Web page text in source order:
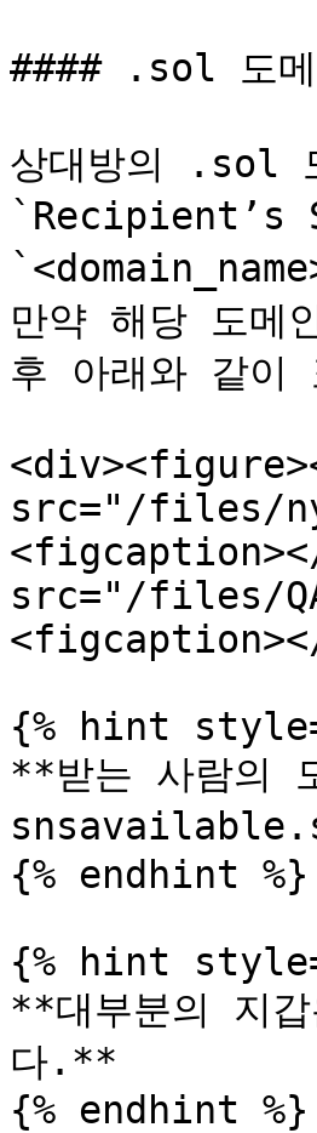
#### .sol 도메
상대방의 .sol
`Recipient’s
만약 해당 도메
후 아래와 같이
src="/files/
src="/files/
{% hint
**받는 사람의
{% endhint %}
{% hint
**대부분의 지
다.**
{% endhint %}